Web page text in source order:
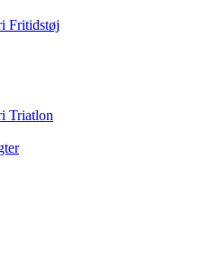
Fritidstøj
Triatlon